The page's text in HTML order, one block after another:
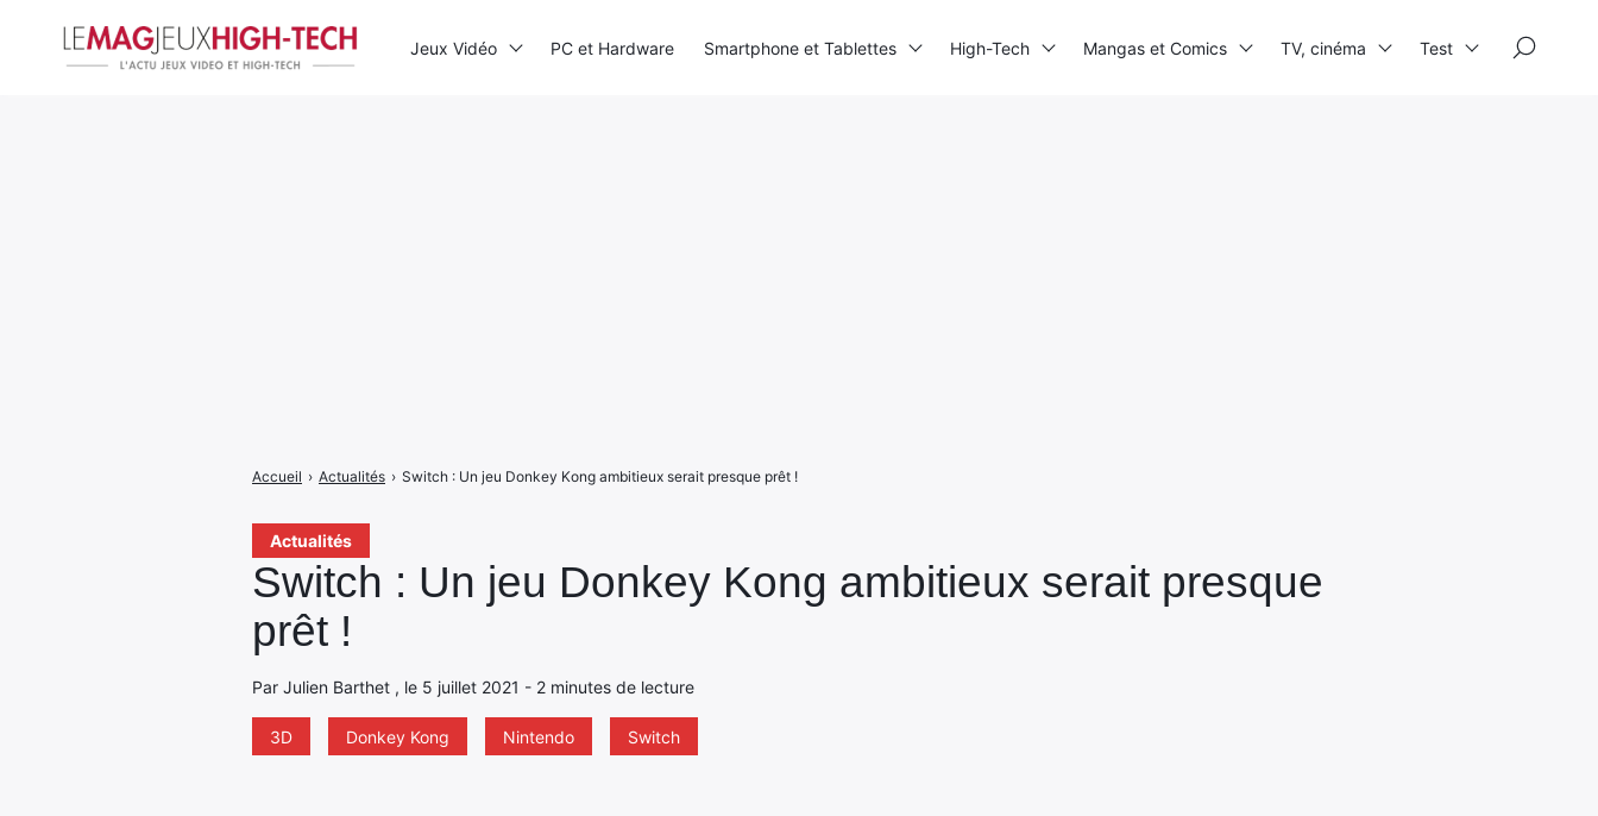
Actualités
Switch : Un jeu Donkey Kong ambitieux serait presque
prêt !
Par Julien Barthet , le 5 juillet 2021 - 2 minutes de lecture
3D Donkey Kong Nintendo Switch
Accueil › Actualités › Switch : Un jeu Donkey Kong ambitieux serait presque prêt !
Jeux Vidéo PC et Hardware Smartphone et Tablettes High-Tech Mangas et Comics TV, cinéma Test